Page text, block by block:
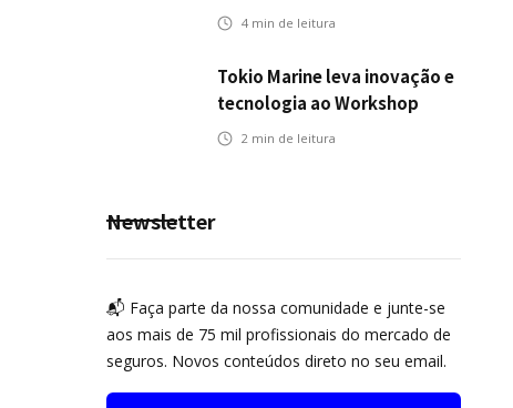
oportunidades para o seguro
4 min de leitura
Tokio Marine leva inovação e
tecnologia ao Workshop
Integrativo da Poli-USP
2 min de leitura
Newsletter
📬 Faça parte da nossa comunidade e junte-se
aos mais de 75 mil profissionais do mercado de
seguros. Novos conteúdos direto no seu email.